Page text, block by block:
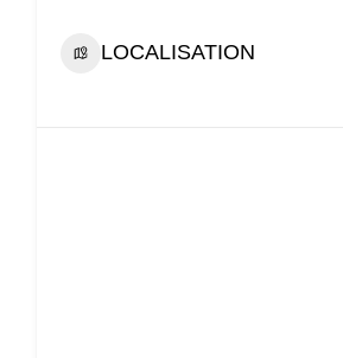
LOCALISATION